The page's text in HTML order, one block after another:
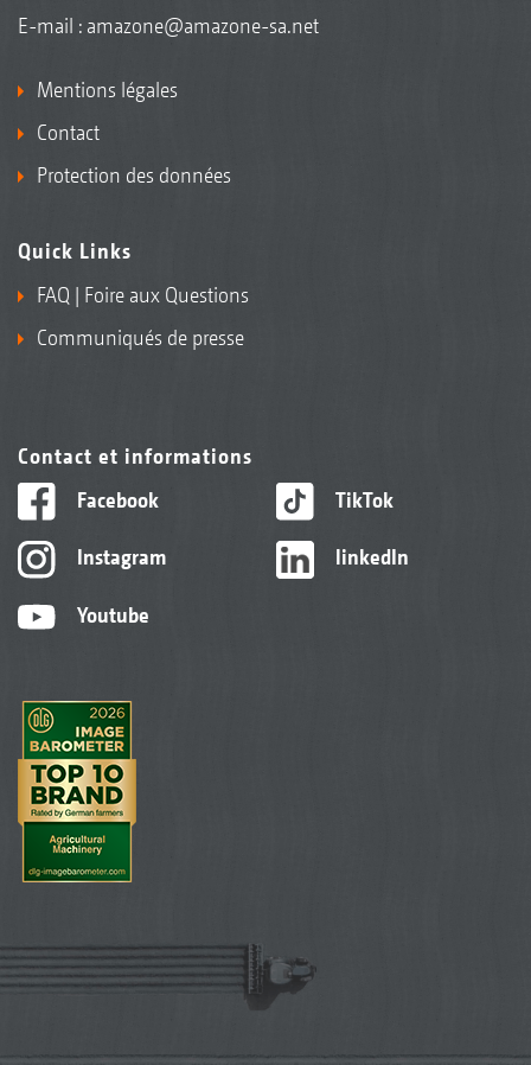
E-mail : amazone@amazone-sa.net
Mentions légales
Contact
Protection des données
Quick Links
FAQ | Foire aux Questions
Communiqués de presse
Contact et informations
Facebook
Instagram
Youtube
TikTok
linkedIn